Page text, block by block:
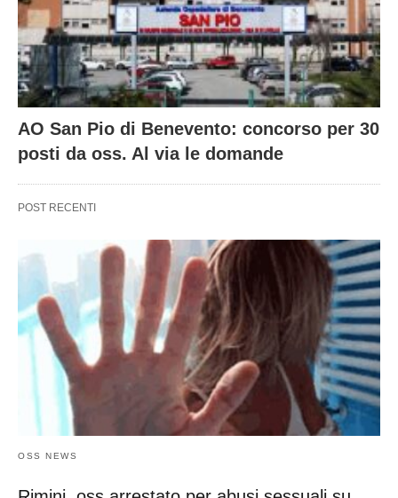
AO San Pio di Benevento: concorso per 30
posti da oss. Al via le domande
POST RECENTI
OSS NEWS